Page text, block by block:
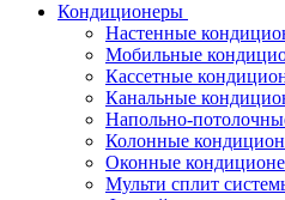
Кондиционеры
Настенные
Мобильные
Кассетные
Канальные
Напольно-
Колонные
Оконные
Мульти сплит